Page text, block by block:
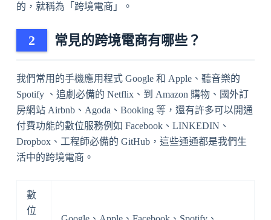
的，就稱為「跨境電商」。
常見的跨境電商有哪些？
我們常用的手機應用程式 Google 和 Apple、聽音樂的
Spotify 、追劇必備的 Netflix、到 Amazon 購物、國外訂
房網站 Airbnb、Agoda、Booking 等，還有許多可以開通
付費功能的數位服務例如 Facebook、LINKEDIN、
Dropbox、工程師必備的 GitHub，這些通通都是我們生
活中的跨境電商。
數
位